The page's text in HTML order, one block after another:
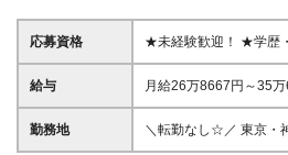
応募資格
★未経験歓迎！ ★学歴
迎 ≪こんな方に向いています！≫ ◎子どもたちが好
き ◎コミュニケーショ
ャレンジしたい方 ◎豊
につなげたい方 など
給与
月給26万8667円～35
ティブ制度・決算賞与
験・スキルを考慮して
勤務地
＼転勤なし☆／ 東京・
UP』各スクールへ配属となりま